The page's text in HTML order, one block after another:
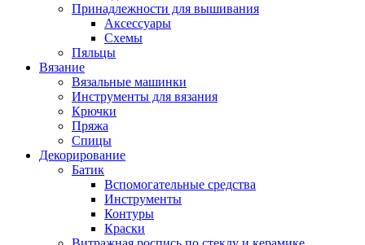
Принадлежности для вышивания
Аксессуары
Схемы
Пяльцы
Вязание
Вязальные машинки
Инструменты для вязания
Крючки
Пряжа
Спицы
Декорирование
Батик
Вспомогательные средства
Инструменты
Контуры
Краски